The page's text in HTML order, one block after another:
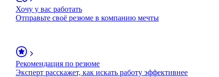
Хочу у вас работать
Отправьте своё резюме в компанию мечты
Рекомендация по резюме
Эксперт расскажет, как искать работу эффективнее